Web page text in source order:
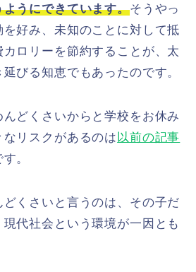
うにできています。そうやっ
好み、未知のことに対して抵
ロリーを節約することが、太
びる知恵でもあったのです。
どくさいからと学校をお休み
リスクがあるのは 以前の記事
。
くさいと言うのは、その子だ
代社会という環境が一因とも